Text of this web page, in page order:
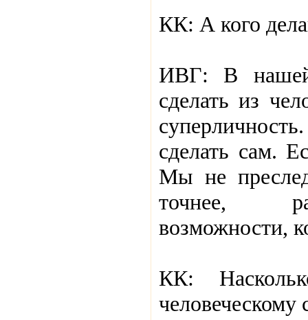
КК: А кого
ИВГ: В нашей
сделать из
сделать сам.
Мы не
точнее,
возможности,
КК:
человеческому